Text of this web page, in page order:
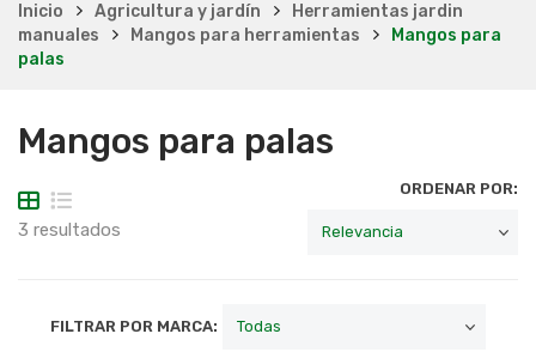
Inicio Agricultura y jardín
Herramientas jardin
manuales
Mangos para herramientas
Mangos para
palas
Mangos para palas
3 resultados
ORDENAR POR:
FILTRAR POR MARCA: